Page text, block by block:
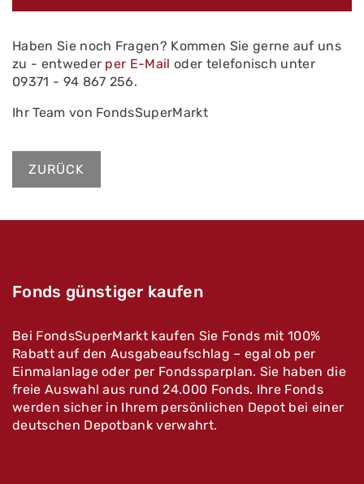
Haben Sie noch Fragen? Kommen Sie gerne auf uns
zu - entweder per E-Mail oder telefonisch unter
09371 - 94 867 256.
Ihr Team von FondsSuperMarkt
ZURÜCK
Fonds günstiger kaufen
Bei FondsSuperMarkt kaufen Sie Fonds mit 100%
Rabatt auf den Ausgabeaufschlag – egal ob per
Einmalanlage oder per Fondssparplan. Sie haben die
freie Auswahl aus rund 24.000 Fonds. Ihre Fonds
werden sicher in Ihrem persönlichen Depot bei einer
deutschen Depotbank verwahrt.